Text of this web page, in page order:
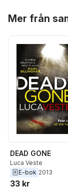
Mer från
DEAD GONE
Luca Veste
E-bok 2013
33 kr